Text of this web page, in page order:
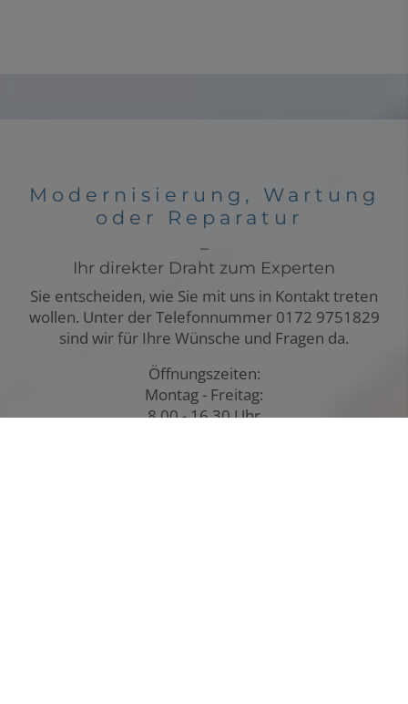
Modernisierung, Wartung
oder Reparatur
–
Ihr direkter Draht zum Experten
Sie entscheiden, wie Sie mit uns in Kontakt treten
wollen. Unter der Telefonnummer 0172 9751829
sind wir für Ihre Wünsche und Fragen da.
Öffnungszeiten:
Montag - Freitag:
8.00 - 16.30 Uhr